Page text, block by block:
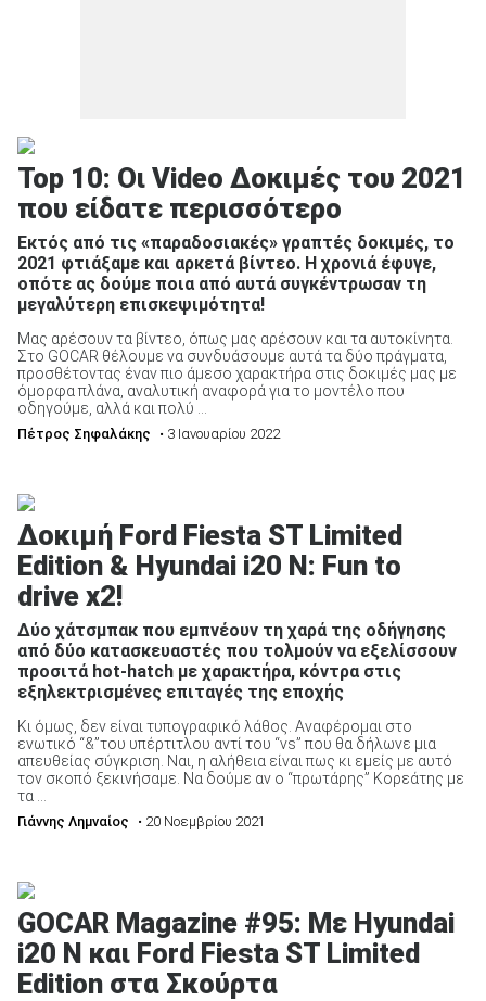
Top 10: Οι Video Δοκιμές του 2021
που είδατε περισσότερο
Εκτός από τις «παραδοσιακές» γραπτές δοκιμές, το
2021 φτιάξαμε και αρκετά βίντεο. Η χρονιά έφυγε,
οπότε ας δούμε ποια από αυτά συγκέντρωσαν τη
μεγαλύτερη επισκεψιμότητα!
Μας αρέσουν τα βίντεο, όπως μας αρέσουν και τα αυτοκίνητα.
Στο GOCAR θέλουμε να συνδυάσουμε αυτά τα δύο πράγματα,
προσθέτοντας έναν πιο άμεσο χαρακτήρα στις δοκιμές μας με
όμορφα πλάνα, αναλυτική αναφορά για το μοντέλο που
οδηγούμε, αλλά και πολύ ...
Πέτρος Σηφαλάκης • 3 Ιανουαρίου 2022
Δοκιμή Ford Fiesta ST Limited
Edition & Hyundai i20 N: Fun to
drive x2!
Δύο χάτσμπακ που εμπνέουν τη χαρά της οδήγησης
από δύο κατασκευαστές που τολμούν να εξελίσσουν
προσιτά hot-hatch με χαρακτήρα, κόντρα στις
εξηλεκτρισμένες επιταγές της εποχής
Κι όμως, δεν είναι τυπογραφικό λάθος. Αναφέρομαι στο
ενωτικό “&”του υπέρτιτλου αντί του “vs” που θα δήλωνε μια
απευθείας σύγκριση. Ναι, η αλήθεια είναι πως κι εμείς με αυτό
τον σκοπό ξεκινήσαμε. Να δούμε αν ο “πρωτάρης” Κορεάτης με
τα ...
Γιάννης Λημναίος • 20 Νοεμβρίου 2021
GOCAR Magazine #95: Με Hyundai
i20 N και Ford Fiesta ST Limited
Edition στα Σκούρτα